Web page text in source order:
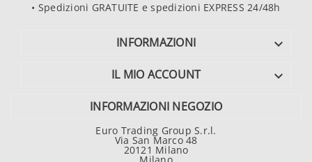
• Spedizioni GRATUITE e spedizioni EXPRESS 24/48h
INFORMAZIONI 
IL MIO ACCOUNT 
INFORMAZIONI NEGOZIO
Euro Trading Group S.r.l.
Via San Marco 48
20121 Milano